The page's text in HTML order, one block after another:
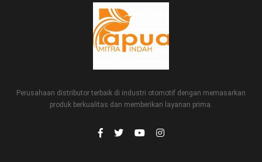
Perusahaan distributor terbaik di industri otomotif dengan memasarkan
produk berkualitas dan memberikan layanan prima.